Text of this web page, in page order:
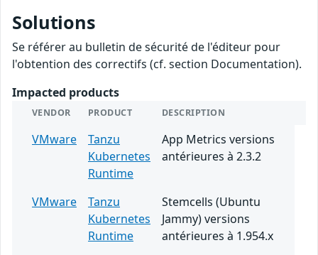
Solutions
Se référer au bulletin de sécurité de l'éditeur pour
l'obtention des correctifs (cf. section Documentation).
Impacted products
VENDOR PRODUCT DESCRIPTION
VMware
Tanzu
Kubernetes
Runtime
App Metrics versions
antérieures à 2.3.2
VMware
Tanzu
Kubernetes
Runtime
Stemcells (Ubuntu
Jammy) versions
antérieures à 1.954.x